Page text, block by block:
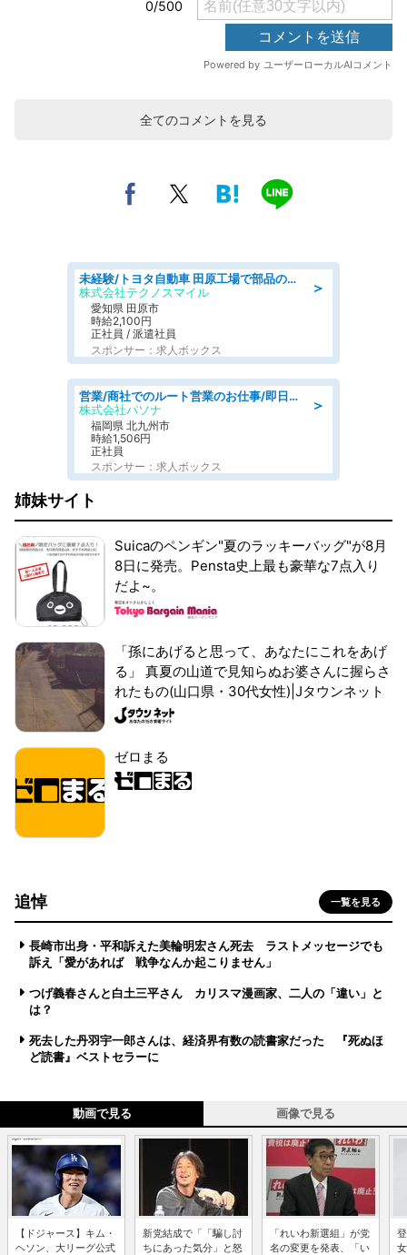
全てのコメントを見る
＞
未経験/トヨタ自動車 田原工場で部品の運搬作業/tutumi
株式会社テクノスマイル
愛知県 田原市
時給2,100円
正社員 / 派遣社員
スポンサー：求人ボックス
＞
営業/商社でのルート営業のお仕事/即日勤務可/車通勤可/営業
株式会社パソナ
福岡県 北九州市
時給1,506円
正社員
スポンサー：求人ボックス
姉妹サイト
Suicaのペンギン"夏のラッキーバッグ"が8月
8日に発売。Pensta史上最も豪華な7点入り
だよ~。
「孫にあげると思って、あなたにこれをあげ
る」 真夏の山道で見知らぬお婆さんに握らさ
れたもの(山口県・30代女性)|Jタウンネット
ゼロまる
追悼 一覧を見る
長崎市出身・平和訴えた美輪明宏さん死去 ラストメッセージでも
訴え「愛があれば 戦争なんか起こりません」
つげ義春さんと白土三平さん カリスマ漫画家、二人の「違い」と
は？
死去した丹羽宇一郎さんは、経済界有数の読書家だった 『死ぬほ
ど読書』ベストセラーに
動画で見る 画像で見る
【ドジャース】キム・
ヘソン、大リーグ公式
新党結成で「「騙し討
ちにあった気分」と怒
「れいわ新選組」が党
名の変更を発表、「い